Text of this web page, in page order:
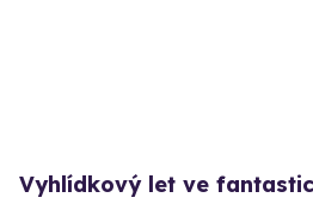
Vyhlídkový let ve